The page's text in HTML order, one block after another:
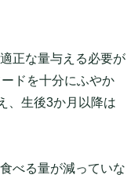
正な量与える必要が
ドを十分にふやか
、生後3か月以降は
べる量が減っていな